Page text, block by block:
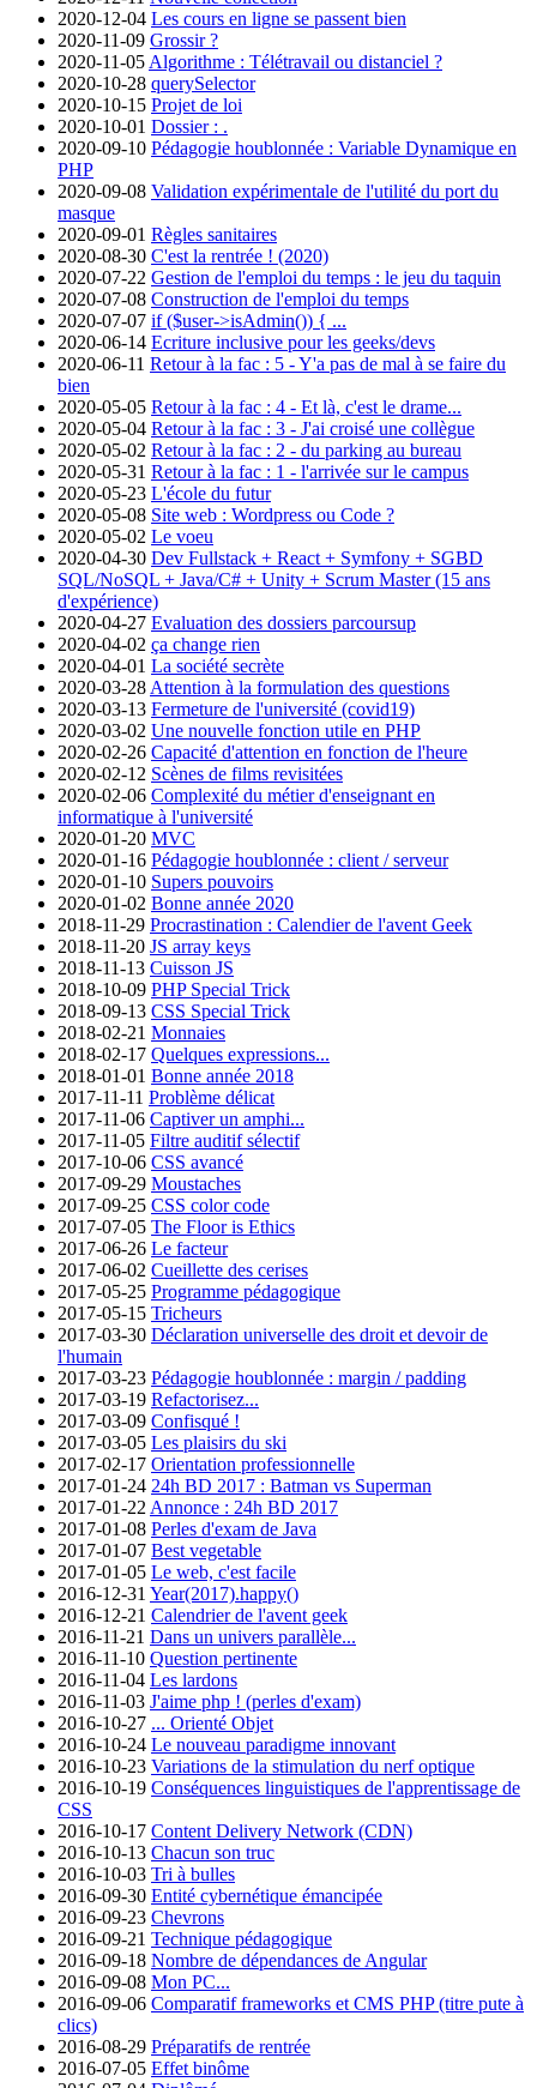
2020-12-04 Les cours en ligne se passent bien
2020-11-09 Grossir ?
2020-11-05 Algorithme : Télétravail ou distanciel ?
2020-10-28 querySelector
2020-10-15 Projet de loi
2020-10-01 Dossier : .
2020-09-10 Pédagogie houblonnée : Variable Dynamique en
PHP
2020-09-08 Validation expérimentale de l'utilité du port du
masque
2020-09-01 Règles sanitaires
2020-08-30 C'est la rentrée ! (2020)
2020-07-22 Gestion de l'emploi du temps : le jeu du taquin
2020-07-08 Construction de l'emploi du temps
2020-07-07 if ($user->isAdmin()) { ...
2020-06-14 Ecriture inclusive pour les geeks/devs
2020-06-11 Retour à la fac : 5 - Y'a pas de mal à se faire du
bien
2020-05-05 Retour à la fac : 4 - Et là, c'est le drame...
2020-05-04 Retour à la fac : 3 - J'ai croisé une collègue
2020-05-02 Retour à la fac : 2 - du parking au bureau
2020-05-31 Retour à la fac : 1 - l'arrivée sur le campus
2020-05-23 L'école du futur
2020-05-08 Site web : Wordpress ou Code ?
2020-05-02 Le voeu
2020-04-30 Dev Fullstack + React + Symfony + SGBD
SQL/NoSQL + Java/C# + Unity + Scrum Master (15 ans
d'expérience)
2020-04-27 Evaluation des dossiers parcoursup
2020-04-02 ça change rien
2020-04-01 La société secrète
2020-03-28 Attention à la formulation des questions
2020-03-13 Fermeture de l'université (covid19)
2020-03-02 Une nouvelle fonction utile en PHP
2020-02-26 Capacité d'attention en fonction de l'heure
2020-02-12 Scènes de films revisitées
2020-02-06 Complexité du métier d'enseignant en
informatique à l'université
2020-01-20 MVC
2020-01-16 Pédagogie houblonnée : client / serveur
2020-01-10 Supers pouvoirs
2020-01-02 Bonne année 2020
2018-11-29 Procrastination : Calendier de l'avent Geek
2018-11-20 JS array keys
2018-11-13 Cuisson JS
2018-10-09 PHP Special Trick
2018-09-13 CSS Special Trick
2018-02-21 Monnaies
2018-02-17 Quelques expressions...
2018-01-01 Bonne année 2018
2017-11-11 Problème délicat
2017-11-06 Captiver un amphi...
2017-11-05 Filtre auditif sélectif
2017-10-06 CSS avancé
2017-09-29 Moustaches
2017-09-25 CSS color code
2017-07-05 The Floor is Ethics
2017-06-26 Le facteur
2017-06-02 Cueillette des cerises
2017-05-25 Programme pédagogique
2017-05-15 Tricheurs
2017-03-30 Déclaration universelle des droit et devoir de
l'humain
2017-03-23 Pédagogie houblonnée : margin / padding
2017-03-19 Refactorisez...
2017-03-09 Confisqué !
2017-03-05 Les plaisirs du ski
2017-02-17 Orientation professionnelle
2017-01-24 24h BD 2017 : Batman vs Superman
2017-01-22 Annonce : 24h BD 2017
2017-01-08 Perles d'exam de Java
2017-01-07 Best vegetable
2017-01-05 Le web, c'est facile
2016-12-31 Year(2017).happy()
2016-12-21 Calendrier de l'avent geek
2016-11-21 Dans un univers parallèle...
2016-11-10 Question pertinente
2016-11-04 Les lardons
2016-11-03 J'aime php ! (perles d'exam)
2016-10-27 ... Orienté Objet
2016-10-24 Le nouveau paradigme innovant
2016-10-23 Variations de la stimulation du nerf optique
2016-10-19 Conséquences linguistiques de l'apprentissage de
CSS
2016-10-17 Content Delivery Network (CDN)
2016-10-13 Chacun son truc
2016-10-03 Tri à bulles
2016-09-30 Entité cybernétique émancipée
2016-09-23 Chevrons
2016-09-21 Technique pédagogique
2016-09-18 Nombre de dépendances de Angular
2016-09-08 Mon PC...
2016-09-06 Comparatif frameworks et CMS PHP (titre pute à
clics)
2016-08-29 Préparatifs de rentrée
2016-07-05 Effet binôme